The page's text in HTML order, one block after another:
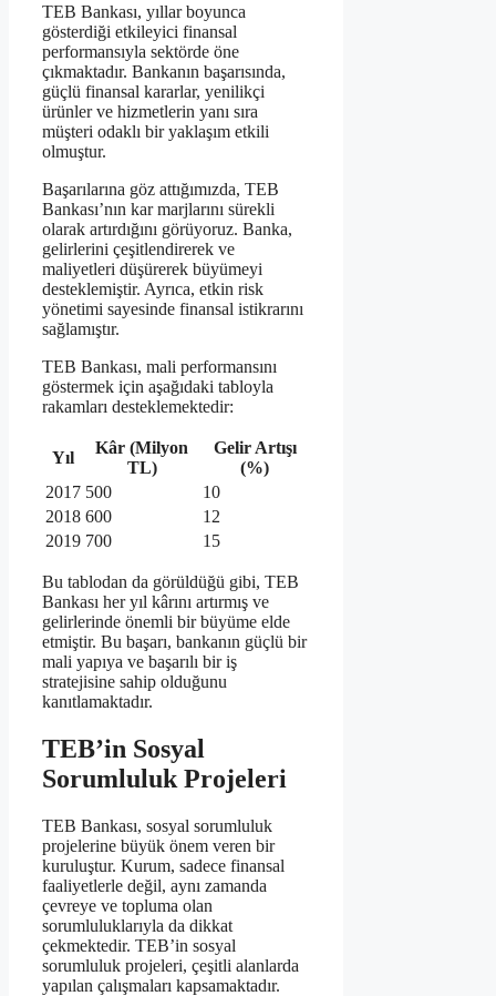
TEB Bankası, yıllar boyunca
gösterdiği etkileyici finansal
performansıyla sektörde öne
çıkmaktadır. Bankanın başarısında,
güçlü finansal kararlar, yenilikçi
ürünler ve hizmetlerin yanı sıra
müşteri odaklı bir yaklaşım etkili
olmuştur.
Başarılarına göz attığımızda, TEB
Bankası’nın kar marjlarını sürekli
olarak artırdığını görüyoruz. Banka,
gelirlerini çeşitlendirerek ve
maliyetleri düşürerek büyümeyi
desteklemiştir. Ayrıca, etkin risk
yönetimi sayesinde finansal istikrarını
sağlamıştır.
TEB Bankası, mali performansını
göstermek için aşağıdaki tabloyla
rakamları desteklemektedir:
Yıl
Kâr (Milyon
TL)
Gelir Artışı
(%)
2017 500
10
2018 600
12
2019 700 15
Bu tablodan da görüldüğü gibi, TEB
Bankası her yıl kârını artırmış ve
gelirlerinde önemli bir büyüme elde
etmiştir. Bu başarı, bankanın güçlü bir
mali yapıya ve başarılı bir iş
stratejisine sahip olduğunu
kanıtlamaktadır.
TEB’in Sosyal
Sorumluluk Projeleri
TEB Bankası, sosyal sorumluluk
projelerine büyük önem veren bir
kuruluştur. Kurum, sadece finansal
faaliyetlerle değil, aynı zamanda
çevreye ve topluma olan
sorumluluklarıyla da dikkat
çekmektedir. TEB’in sosyal
sorumluluk projeleri, çeşitli alanlarda
yapılan çalışmaları kapsamaktadır.